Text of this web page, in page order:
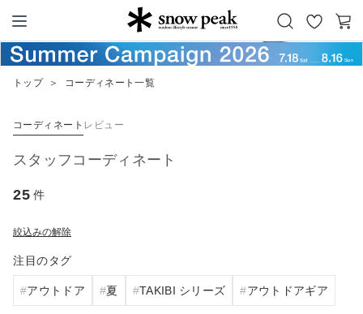
Snow Peak
お
気
カ
ー
トップ ＞ コーディネート一覧
コーディネート レビュー
スタッフコーディネート
25 件
絞込みの解除
注目のタグ
アウトドア 夏 TAKIBI シリーズ アウトドアギア